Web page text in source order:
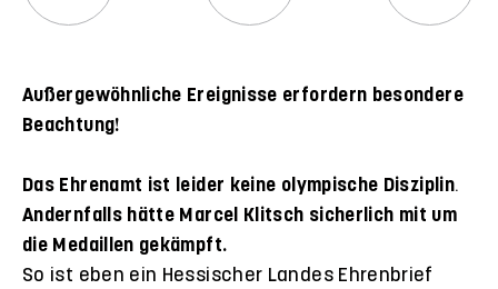
Außergewöhnliche Ereignisse erfordern besondere
Beachtung!
Das Ehrenamt ist leider keine olympische Disziplin.
Andernfalls hätte Marcel Klitsch sicherlich mit um
die Medaillen gekämpft.
So ist eben ein Hessischer Landes Ehrenbrief